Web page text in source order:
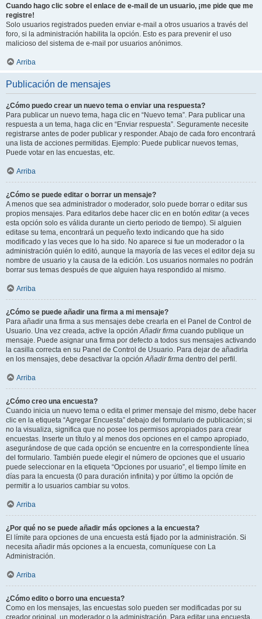
Cuando hago clic sobre el enlace de e-mail de un usuario, ¡me pide que me
registre!
Solo usuarios registrados pueden enviar e-mail a otros usuarios a través del
foro, si la administración habilita la opción. Esto es para prevenir el uso
malicioso del sistema de e-mail por usuarios anónimos.
Arriba
Publicación de mensajes
¿Cómo puedo crear un nuevo tema o enviar una respuesta?
Para publicar un nuevo tema, haga clic en “Nuevo tema”. Para publicar una
respuesta a un tema, haga clic en “Enviar respuesta”. Seguramente necesite
registrarse antes de poder publicar y responder. Abajo de cada foro encontrará
una lista de acciones permitidas. Ejemplo: Puede publicar nuevos temas,
Puede votar en las encuestas, etc.
Arriba
¿Cómo se puede editar o borrar un mensaje?
A menos que sea administrador o moderador, solo puede borrar o editar sus
propios mensajes. Para editarlos debe hacer clic en en botón editar(a veces
esta opción solo es válida durante un cierto periodo de tiempo). Si alguien
editase su tema, encontrará un pequeño texto indicando que ha sido
modificado y las veces que lo ha sido. No aparece si fue un moderador o la
administración quién lo editó, aunque la mayoría de las veces el editor deja su
nombre de usuario y la causa de la edición. Los usuarios normales no podrán
borrar sus temas después de que alguien haya respondido al mismo.
Arriba
¿Cómo se puede añadir una firma a mi mensaje?
Para añadir una firma a sus mensajes debe crearla en el Panel de Control de
Usuario. Una vez creada, active la opciónAñadir firma cuando publique un
mensaje. Puede asignar una firma por defecto a todos sus mensajes activando
la casilla correcta en su Panel de Control de Usuario. Para dejar de añadirla
en los mensajes, debe desactivar la opciónAñadir firma dentro del perfil.
Arriba
¿Cómo creo una encuesta?
Cuando inicia un nuevo tema o edita el primer mensaje del mismo, debe hacer
clic en la etiqueta “Agregar Encuesta” debajo del formulario de publicación; si
no la visualiza, significa que no posee los permisos apropiados para crear
encuestas. Inserte un título y al menos dos opciones en el campo apropiado,
asegurándose de que cada opción se encuentre en la correspondiente línea
del formulario. También puede elegir el número de opciones que el usuario
puede seleccionar en la etiqueta “Opciones por usuario”, el tiempo límite en
días para la encuesta (0 para duración infinita) y por último la opción de
permitir a lo usuarios cambiar su votos.
Arriba
¿Por qué no se puede añadir más opciones a la encuesta?
El límite para opciones de una encuesta está fijado por la administración. Si
necesita añadir más opciones a la encuesta, comuníquese con La
Administración.
Arriba
¿Cómo edito o borro una encuesta?
Como en los mensajes, las encuestas solo pueden ser modificadas por su
creador original, un moderador o la administración. Para editar una encuesta,